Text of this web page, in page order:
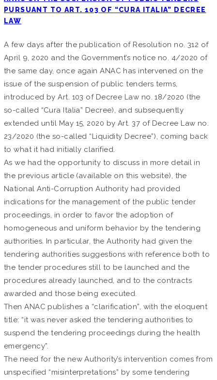
PURSUANT TO ART. 103 OF “CURA ITALIA” DECREE
LAW
A few days after the publication of Resolution no. 312 of
April 9, 2020 and the Government’s notice no. 4/2020 of
the same day, once again ANAC has intervened on the
issue of the suspension of public tenders terms,
introduced by Art. 103 of Decree Law no. 18/2020 (the
so-called “Cura Italia” Decree), and subsequently
extended until May 15, 2020 by Art. 37 of Decree Law no.
23/2020 (the so-called “Liquidity Decree”), coming back
to what it had initially clarified.
As we had the opportunity to discuss in more detail in
the previous article (available on this website), the
National Anti-Corruption Authority had provided
indications for the management of the public tender
proceedings, in order to favor the adoption of
homogeneous and uniform behavior by the tendering
authorities. In particular, the Authority had given the
tendering authorities suggestions with reference both to
the tender procedures still to be launched and the
procedures already launched, and to the contracts
awarded and those being executed.
Then ANAC publishes a “clarification”, with the eloquent
title: “it was never asked the tendering authorities to
suspend the tendering proceedings during the health
emergency”.
The need for the new Authority’s intervention comes from
unspecified “misinterpretations” by some tendering